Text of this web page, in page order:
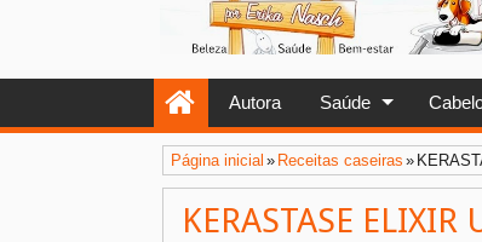
Autora Saúde
Página inicial » Receitas caseiras »
KERASTASE ELIXIR